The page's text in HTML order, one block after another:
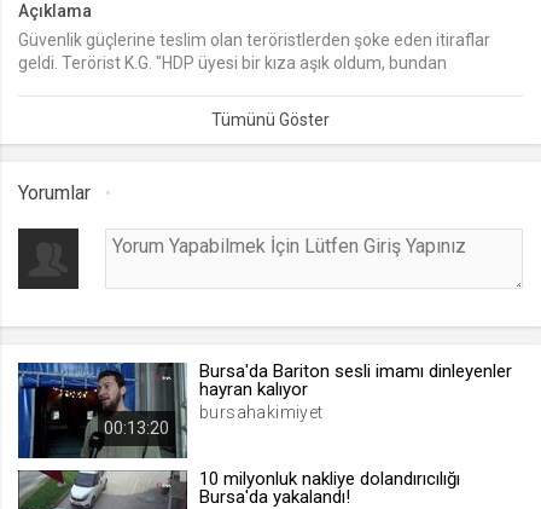
lang
.web.tv
Seçilen dil tercihini tutmak
.web.tv
[hash]
.web.tv
Açıklama
Güvenlik güçlerine teslim olan teröristlerden şoke eden itiraflar
geldi. Terörist K.G. "HDP üyesi bir kıza aşık oldum, bundan
eylemi için düşündüler, 16 ton patlayıcı ile güvenlik güçlerine
saldıracaklardı, eyleme 2 gün kala kaçtım. Beni HDP mensupları
Yorumlar
00:13:20
Bursa'da Bariton sesli imamı dinleyenler
hayran kalıyor
bursahakimiyet
10 milyonluk nakliye dolandırıcılığı
Bursa'da yakalandı!